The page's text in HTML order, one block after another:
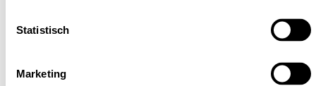
Statistisch
Marketing